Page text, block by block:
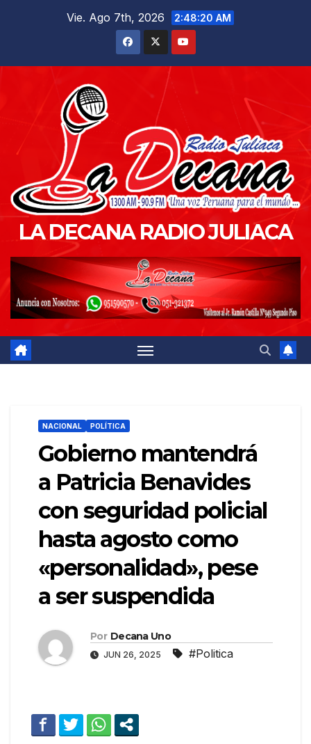
Vie. Ago 7th, 2026 2:48:21 AM
LA DECANA RADIO JULIACA
NACIONAL POLÍTICA
Gobierno mantendrá
a Patricia Benavides
con seguridad policial
hasta agosto como
«personalidad», pese
a ser suspendida
Por Decana Uno
JUN 26, 2025 #Politica